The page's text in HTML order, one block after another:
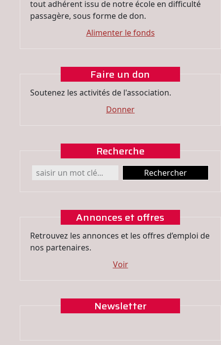
tout adhérent issu de notre école en difficulté
passagère, sous forme de don.
Alimenter le fonds
Faire un don
Soutenez les activités de l'association.
Donner
Recherche
Annonces et offres
Retrouvez les annonces et les offres d’emploi de
nos partenaires.
Voir
Newsletter